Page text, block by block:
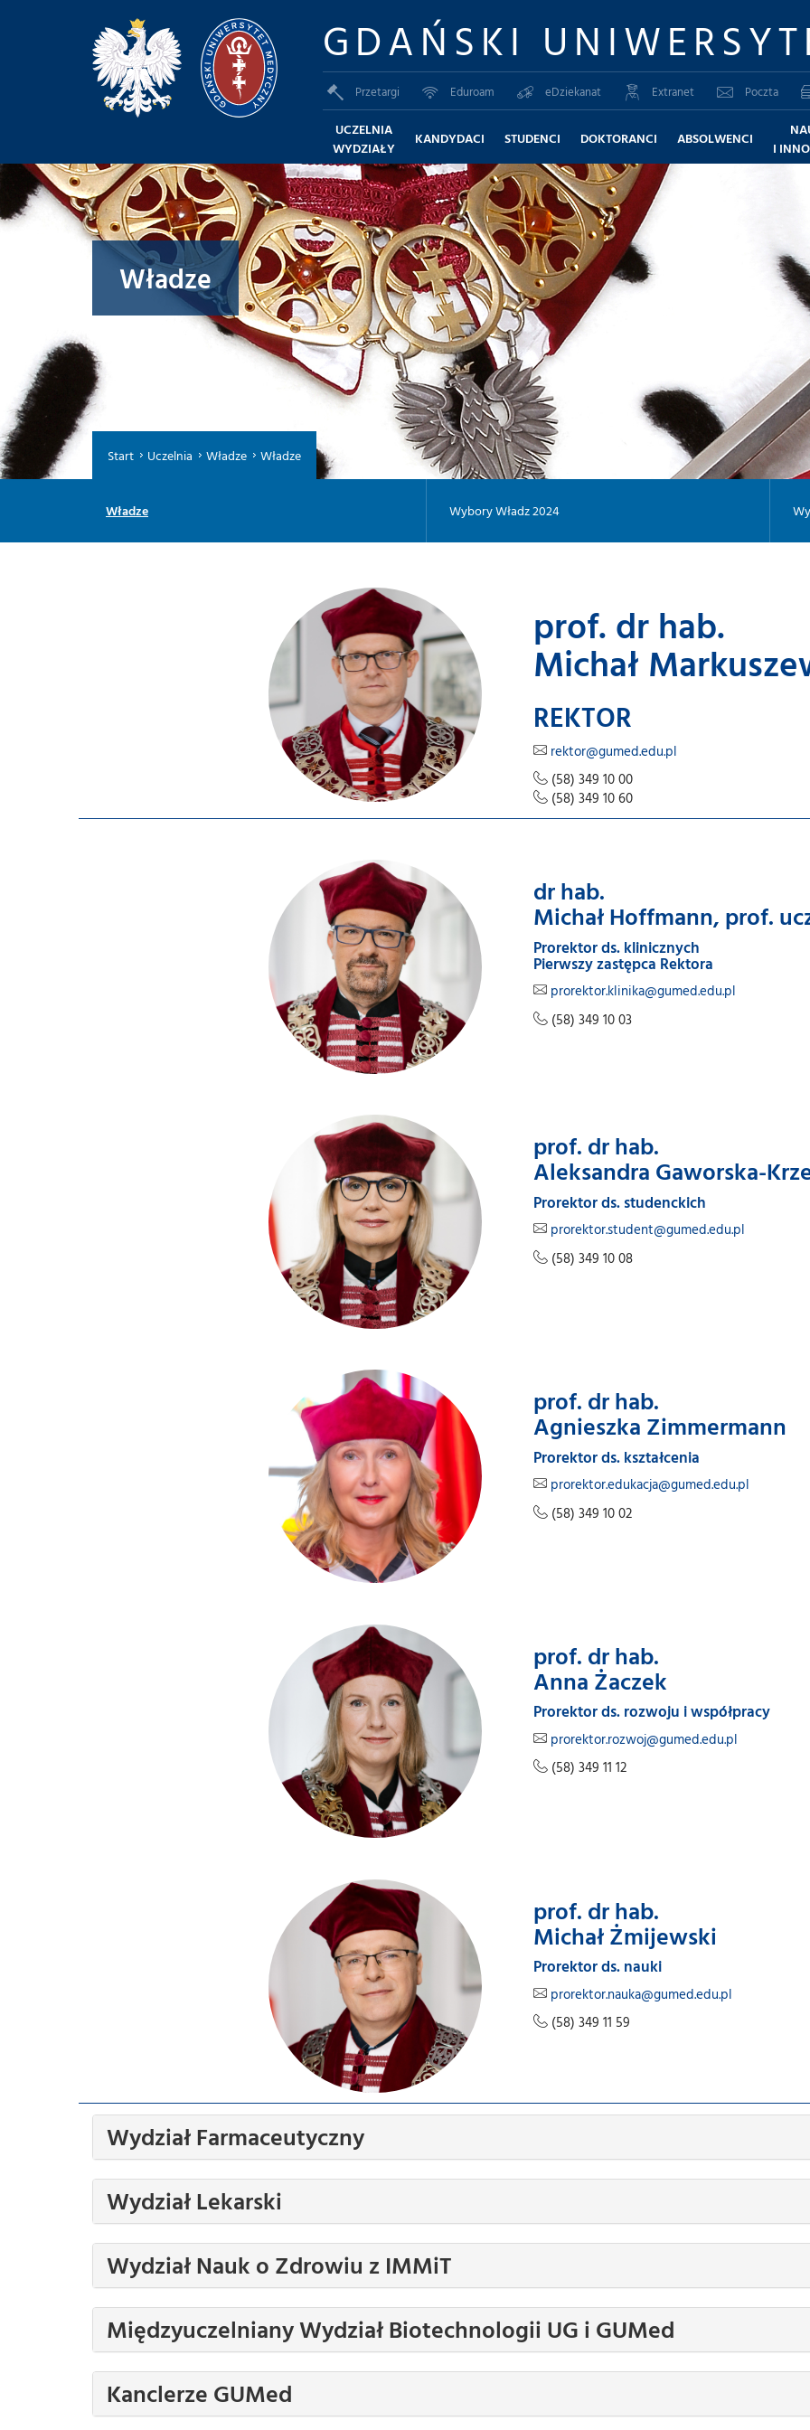
GDAŃSKI
Przetargi Eduroam eDziekanat Extranet Poczta
UCZELNIA
WYDZIAŁY
KANDYDACI STUDENCI DOKTORANCI ABSOLWENCI
I
Władze
Start Uczelnia Władze Władze
Władze Wybory Władz 2024
prof. dr hab.
Michał
REKTOR
rektor@gumed.edu.pl
(58) 349 10 00
(58) 349 10 60
dr hab.
Michał Hoffmann, prof.
Prorektor ds. klinicznych
Pierwszy zastępca Rektora
prorektor.klinika@gumed.edu.pl
(58) 349 10 03
prof. dr hab.
Aleksandra Gaworska-
Prorektor ds. studenckich
prorektor.student@gumed.edu.pl
(58) 349 10 08
prof. dr hab.
Agnieszka Zimmermann
Prorektor ds. kształcenia
prorektor.edukacja@gumed.edu.pl
(58) 349 10 02
prof. dr hab.
Anna Żaczek
Prorektor ds. rozwoju i współpracy
prorektor.rozwoj@gumed.edu.pl
(58) 349 11 12
prof. dr hab.
Michał Żmijewski
Prorektor ds. nauki
prorektor.nauka@gumed.edu.pl
(58) 349 11 59
Wydział Farmaceutyczny
Wydział Lekarski
Wydział Nauk o Zdrowiu z IMMiT
Międzyuczelniany Wydział Biotechnologii UG i GUMed
Kanclerze GUMed